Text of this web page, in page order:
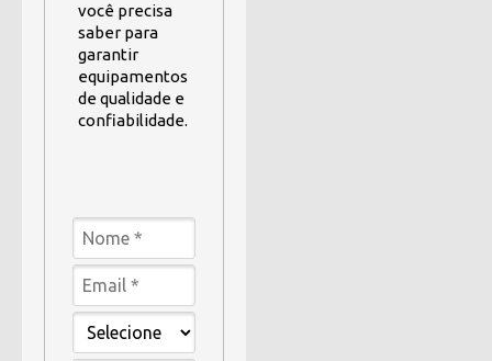
você precisa
saber para
garantir
equipamentos
de qualidade e
confiabilidade.